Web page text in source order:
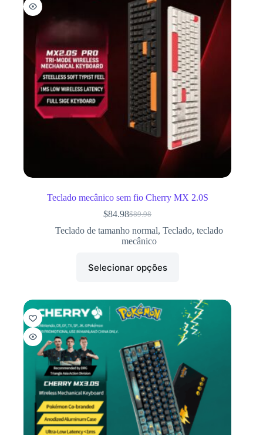
Teclado mecânico sem fio Cherry MX 2.0S
$89.98
$84.98
Teclado de tamanho normal,Teclado,teclado
mecânico
Selecionar opções